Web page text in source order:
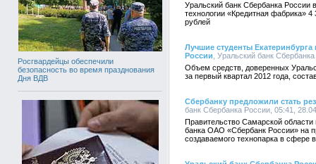
Росгвардейцы обеспечили
безопасность во время празднования
Дня ВДВ
Уральский банк Сбербанка России
технологии «Кредитная фабрика»
рублей
Лучшие студенты
России , Уральский банк
Объем средств, доверенных
за первый квартал 2012 года,
Сбербанку предложили стать
банк Сбербанка России, 05:41,
Правительство Самарской
банка ОАО «Сбербанк России» на
создаваемого технопарка в сфере